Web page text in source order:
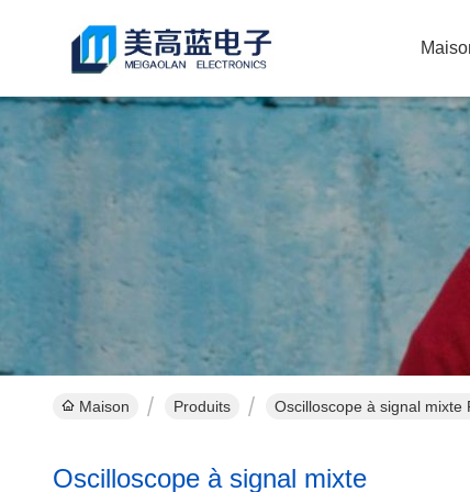
Maison Produits Oscilloscope à signal mixte
Oscilloscope à signal mixte